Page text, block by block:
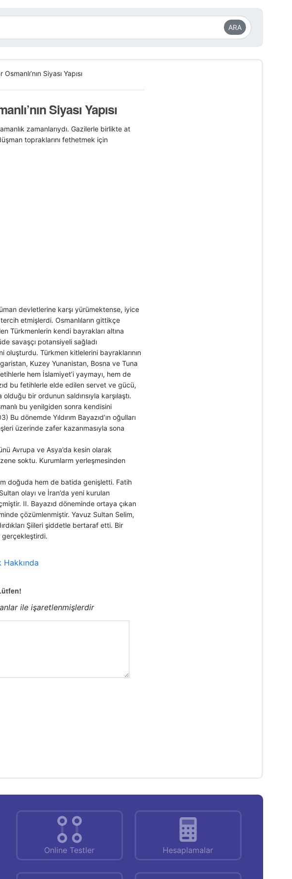
ARA
Siyası Yapısı
Siyası Yapısı
zamanlarıydı. Gazilerle birlikte at
topraklarını fethetmek için
devletlerine karşı yürümektense, iyice
etmişlerdi. Osmanlıların gittikçe
Türkmenlerin kendi bayrakları altına
savaşçı potansiyeli sağladı
oluşturdu. Türkmen kitlelerini bayraklarının
Kuzey Yunanistan, Bosna ve Tuna
hem İslamiyet’i yaymayı, hem de
bu fetihlerle elde edilen servet ve gücü,
bir ordunun saldırısıyla karşılaştı.
bu yenilgiden sonra kendisini
dönemde Yıldırım Bayazıd’ın oğulları
üzerinde zafer kazanmasıyla sona
Avrupa ve Asya’da kesin olarak
soktu. Kurumlarm yerleşmesinden
doğuda hem de batida genişletti. Fatih
olayı ve İran’da yeni kurulan
II. Bayazıd döneminde ortaya çıkan
çözümlenmiştir. Yavuz Sultan Selim,
Şiileri şiddetle bertaraf etti. Bir
gerçekleştirdi.
Hakkında
ile işaretlenmişlerdir
Online Testler Hesaplamalar